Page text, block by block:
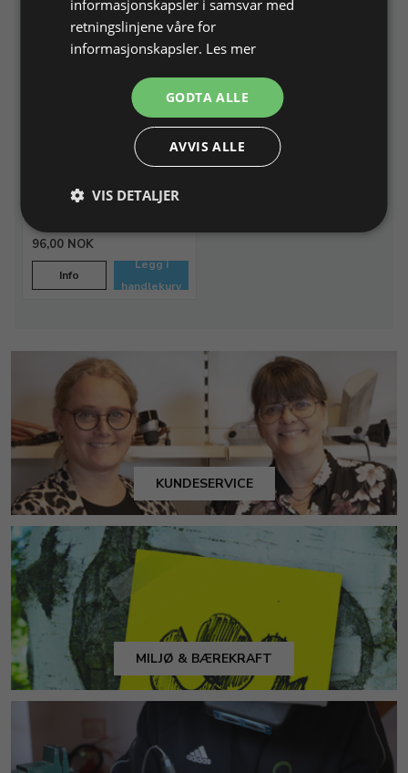
Temavisen 2015 nr. 67
Varenr. 709067 På lager
96,00 NOK
Info
Legg i
handlekurv
KUNDESERVICE
MILJØ & BÆREKRAFT
informasjonskapsler i samsvar med
retningslinjene våre for
informasjonskapsler. Les mer
GODTA ALLE
AVVIS ALLE
VIS DETALJER